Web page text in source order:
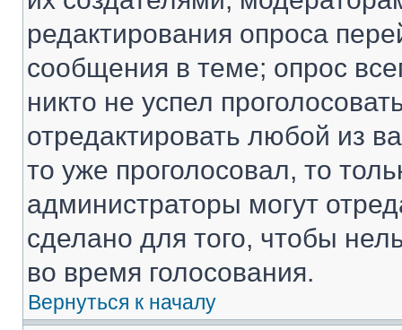
редактирования опроса
сообщения в теме; опрос
никто не успел
отредактировать любой из
то уже проголосовал, то
администраторы могут
сделано для того, чтобы
во время голосования.
Вернуться к началу